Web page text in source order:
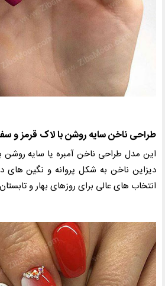
طراحی ناخن سایه روشن با لاک قرمز و
این مدل طراحی ناخن آمبره یا سایه روشن
دیزاین ناخن به شکل پروانه و نگین
انتخاب های عالی برای روزهای بهار و